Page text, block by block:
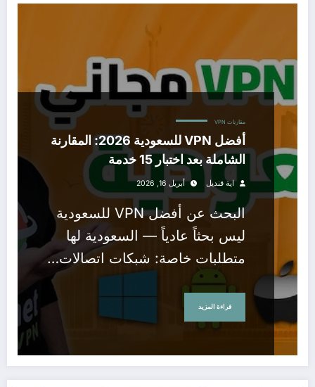
مقارنات VPN
أفضل VPN للسعودية 2026: المقارنة
الشاملة بعد اختبار 15 خدمة
اية قنديل أبريل 16, 2026
البحث عن أفضل VPN للسعودية
ليس بحثاً عادياً — السعودية لها
متطلبات خاصة: شبكات اتصالات…
قراءة المزيد